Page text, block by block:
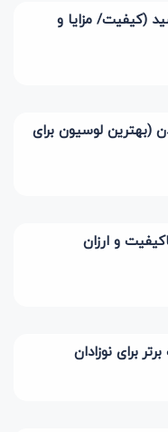
(کیفیت/ مزایا و
(بهترین لوسیون برای
باکیفیت و ارزان